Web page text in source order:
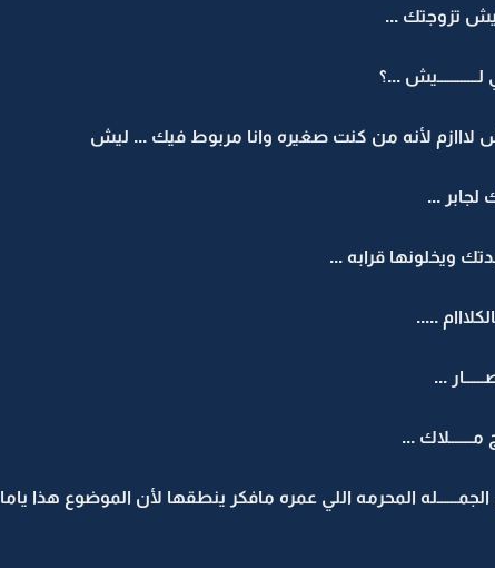
تزوجتك ...
...؟
لااازم لأنه من كنت صغيره وانا مربوط فيك ... ليش
لجابر ...
ويخلونها قرابه ...
.....
...
...
المحرمه اللي عمره مافكر ينطقها لأن الموضوع هذا ياما